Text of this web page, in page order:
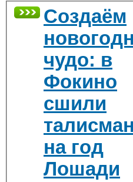
Создаём
чудо: в
Фокино
сшили
на год
Лошади